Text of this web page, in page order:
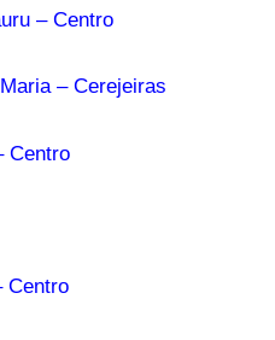
– Centro
– Cerejeiras
Centro
Centro